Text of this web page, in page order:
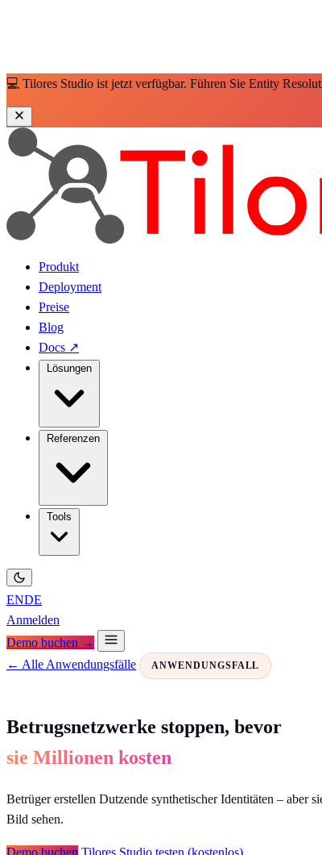
💻 Tilores Studio ist jetzt verfügbar. Führen Sie Entity
Produkt
Deployment
Preise
Blog
Docs ↗
ENDE
Anmelden
Demo buchen →
← Alle Anwendungsfälle
ANWENDUNGSFALL
Betrugsnetzwerke stoppen, bevor
sie Millionen kosten
Betrüger erstellen Dutzende synthetischer Identitäten – aber
Bild sehen.
Demo buchen Tilores Studio testen (kostenlos)